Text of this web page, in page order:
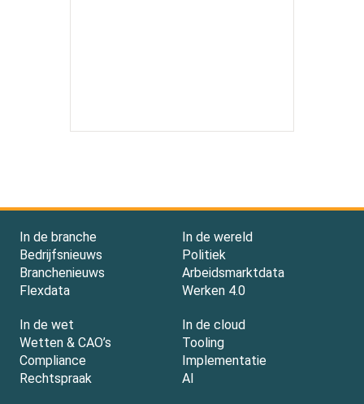
In de branche
Bedrijfsnieuws
Branchenieuws
Flexdata
In de wereld
Politiek
Arbeidsmarktdata
Werken 4.0
In de wet
Wetten & CAO’s
Compliance
Rechtspraak
In de cloud
Tooling
Implementatie
AI